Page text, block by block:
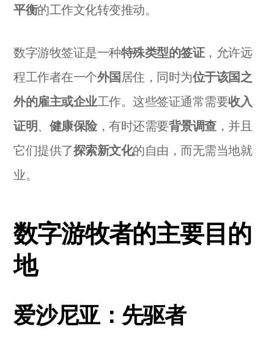
平衡的工作文化转变推动。
数字游牧签证是一种特殊类型的签证，允许远
程工作者在一个外国 居住，同时为位于该国之
外的雇主或企业工作。这些签证通常需要收入
证明、 健康保险，有时还需要背景调查，并且
它们提供了探索新文化的自由，而无需当地就
业。
数字游牧者的主要目的
地
爱沙尼亚：先驱者